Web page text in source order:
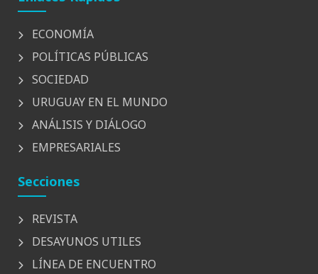
ECONOMÍA
POLÍTICAS PÚBLICAS
SOCIEDAD
URUGUAY EN EL MUNDO
ANÁLISIS Y DIÁLOGO
EMPRESARIALES
Secciones
REVISTA
DESAYUNOS UTILES
LÍNEA DE ENCUENTRO